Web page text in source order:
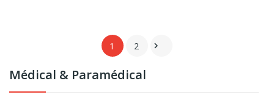
Médical & Paramédical
1 2 